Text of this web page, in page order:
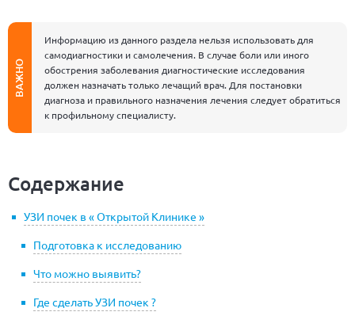
ВАЖНО
Информацию из данного раздела нельзя использовать для
самодиагностики и самолечения. В случае боли или иного
обострения заболевания диагностические исследования
должен назначать только лечащий врач. Для постановки
диагноза и правильного назначения лечения следует обратиться
к профильному специалисту.
Содержание
УЗИ почек в « Открытой Клинике »
Подготовка к исследованию
Что можно выявить?
Где сделать УЗИ почек ?